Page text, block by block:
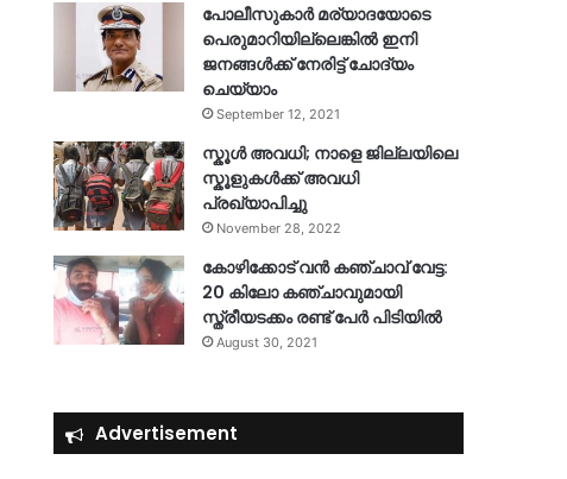
പോലീസുകാര്‍ മര്യാദയോടെ
പെരുമാറിയില്ലെങ്കില്‍ ഇനി
ജനങ്ങള്‍ക്ക് നേരിട്ട് ചോദ്യം
ചെയ്യാം
September 12, 2021
സ്കൂൾ അവധി; നാളെ ജില്ലയിലെ
സ്കൂളുകൾക്ക് അവധി
പ്രഖ്യാപിച്ചു
November 28, 2022
കോഴിക്കോട് വൻ കഞ്ചാവ് വേട്ട:
20 കിലോ കഞ്ചാവുമായി
സ്ത്രീയടക്കം രണ്ട് പേർ പിടിയിൽ
August 30, 2021
Advertisement